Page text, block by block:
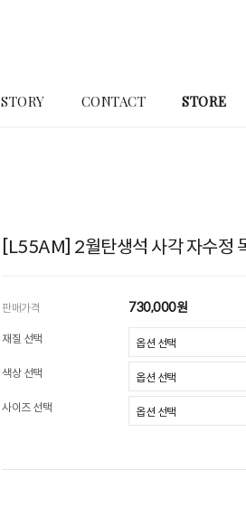
STORY CONTACT STORE
[L55AM] 2월탄생석 사각 자수정
판매가격 730,000원
재질 선택
색상 선택
사이즈 선택